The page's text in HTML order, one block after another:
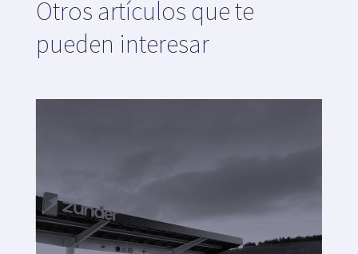
Otros artículos que te
pueden interesar